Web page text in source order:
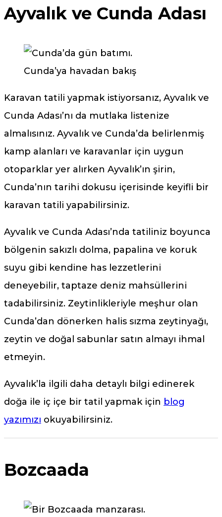
Ayvalık ve Cunda Adası
Cunda’ya havadan bakış
Karavan tatili yapmak istiyorsanız, Ayvalık ve
Cunda Adası’nı da mutlaka listenize
almalısınız. Ayvalık ve Cunda’da belirlenmiş
kamp alanları ve karavanlar için uygun
otoparklar yer alırken Ayvalık’ın şirin,
Cunda’nın tarihi dokusu içerisinde keyifli bir
karavan tatili yapabilirsiniz.
Ayvalık ve Cunda Adası’nda tatiliniz boyunca
bölgenin sakızlı dolma, papalina ve koruk
suyu gibi kendine has lezzetlerini
deneyebilir, taptaze deniz mahsüllerini
tadabilirsiniz. Zeytinlikleriyle meşhur olan
Cunda’dan dönerken halis sızma zeytinyağı,
zeytin ve doğal sabunlar satın almayı ihmal
etmeyin.
Ayvalık’la ilgili daha detaylı bilgi edinerek
doğa ile iç içe bir tatil yapmak için blog
yazımızı okuyabilirsiniz.
Bozcaada